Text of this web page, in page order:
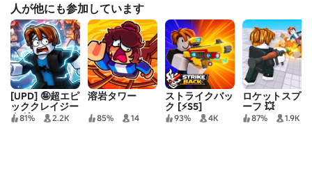
人が他にも参加しています
[UPD] 🤪超エピ
ッククレイジー
タグ
81% 2.2K
溶岩タワー
85% 14
ストライクバッ
ク [⚡S5]
93% 4K
ロケットスプリ
ーフ 💥
87% 1.9K